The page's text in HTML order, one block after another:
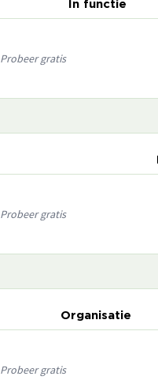
In functie
Probeer gratis
Probeer gratis
Organisatie
Probeer gratis